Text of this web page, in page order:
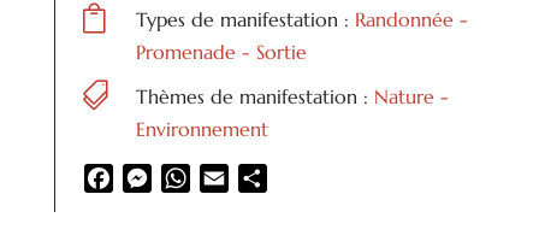
 Types de manifestation : Randonnée -
Promenade - Sortie
 Thèmes de manifestation : Nature -
Environnement
FacebookMessenger
WhatsApp
Email